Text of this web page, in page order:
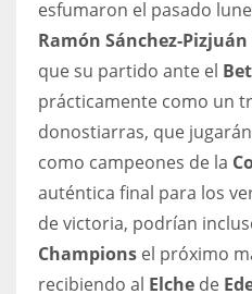
esfumaron el pasado
Ramón Sánchez-Pizjuán
que su partido ante el
prácticamente como un
donostiarras, que
como campeones de la
auténtica final para los
de victoria, podrían
Champions el próximo
recibiendo al Elche de